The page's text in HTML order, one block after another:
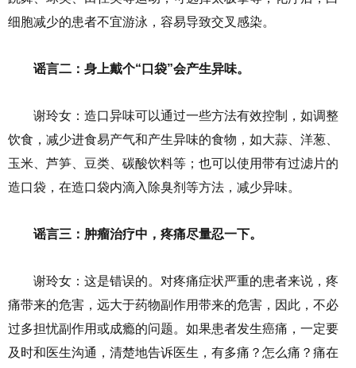
细胞减少的患者不宜游泳，容易导致交叉感染。
谣言二：身上戴个“口袋”会产生异味。
谢玲女：造口异味可以通过一些方法有效控制，如调整
饮食，减少进食易产气和产生异味的食物，如大蒜、洋葱、
玉米、芦笋、豆类、碳酸饮料等；也可以使用带有过滤片的
造口袋，在造口袋内滴入除臭剂等方法，减少异味。
谣言三：肿瘤治疗中，疼痛尽量忍一下。
谢玲女：这是错误的。对疼痛症状严重的患者来说，疼
痛带来的危害，远大于药物副作用带来的危害，因此，不必
过多担忧副作用或成瘾的问题。如果患者发生癌痛，一定要
及时和医生沟通，清楚地告诉医生，有多痛？怎么痛？痛在